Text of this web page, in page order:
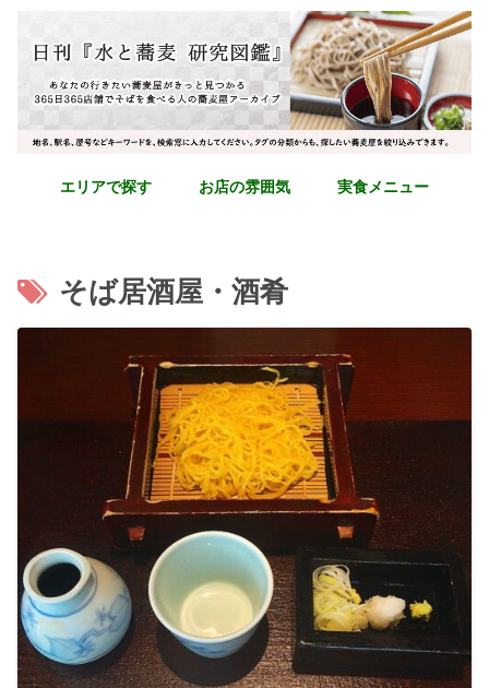
エリアで探す お店の雰囲気 実食メニュー
そば居酒屋・酒肴